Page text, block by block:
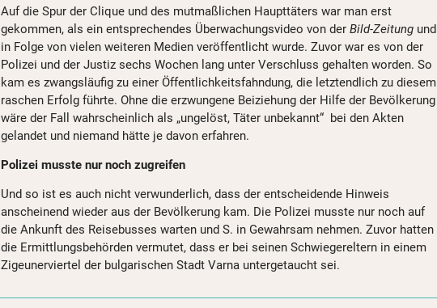
Auf die Spur der Clique und des mutmaßlichen Haupttäters war man erst
gekommen, als ein entsprechendes Überwachungsvideo von der Bild-Zeitung und
in Folge von vielen weiteren Medien veröffentlicht wurde. Zuvor war es von der
Polizei und der Justiz sechs Wochen lang unter Verschluss gehalten worden. So
kam es zwangsläufig zu einer Öffentlichkeitsfahndung, die letztendlich zu diesem
raschen Erfolg führte. Ohne die erzwungene Beiziehung der Hilfe der Bevölkerung
wäre der Fall wahrscheinlich als „ungelöst, Täter unbekannt“ bei den Akten
gelandet und niemand hätte je davon erfahren.
Polizei musste nur noch zugreifen
Und so ist es auch nicht verwunderlich, dass der entscheidende Hinweis
anscheinend wieder aus der Bevölkerung kam. Die Polizei musste nur noch auf
die Ankunft des Reisebusses warten und S. in Gewahrsam nehmen. Zuvor hatten
die Ermittlungsbehörden vermutet, dass er bei seinen Schwiegereltern in einem
Zigeunerviertel der bulgarischen Stadt Varna untergetaucht sei.